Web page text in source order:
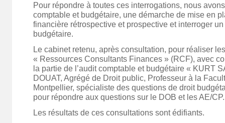
Pour répondre à toutes ces interrogations, nous
comptable et budgétaire, une démarche de mise en
financière rétrospective et prospective et interroger
budgétaire.
Le cabinet retenu, après consultation, pour réaliser
« Ressources Consultants Finances » (RCF), avec
la partie de l’audit comptable et budgétaire « KURT
DOUAT, Agrégé de Droit public, Professeur à la
Montpellier, spécialiste des questions de droit
pour répondre aux questions sur le DOB et les AE/CP.
Les résultats de ces consultations sont édifiants.